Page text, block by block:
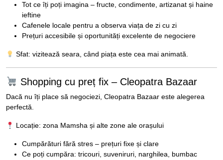
Tot ce îți poți imagina – fructe, condimente, artizanat și haine
ieftine
Cafenele locale pentru a observa viața de zi cu zi
Prețuri accesibile și oportunități excelente de negociere
Sfat: vizitează seara, când piața este cea mai animată.
Shopping cu preț fix – Cleopatra Bazaar
Dacă nu îți place să negociezi, Cleopatra Bazaar este alegerea
perfectă.
Locație: zona Mamsha și alte zone ale orașului
Cumpărături fără stres – prețuri fixe și clare
Ce poți cumpăra: tricouri, suveniruri, narghilea, bumbac